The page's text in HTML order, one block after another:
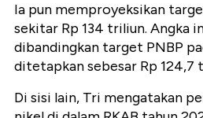
Ia pun memproyeksikan
sekitar Rp 134 triliun. Angka
dibandingkan target PNBP
ditetapkan sebesar Rp 124,7
Di sisi lain, Tri mengatakan